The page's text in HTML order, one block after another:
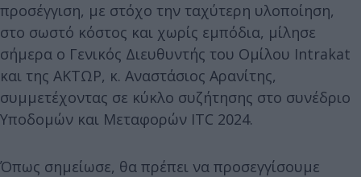
προσέγγιση, με στόχο την ταχύτερη υλοποίηση,
στο σωστό κόστος και χωρίς εμπόδια, μίλησε
σήμερα ο Γενικός Διευθυντής του Ομίλου Intrakat
και της ΑΚΤΩΡ, κ. Αναστάσιος Αρανίτης,
συμμετέχοντας σε κύκλο συζήτησης στο συνέδριο
Υποδομών και Μεταφορών ITC 2024.
Όπως σημείωσε, θα πρέπει να προσεγγίσουμε